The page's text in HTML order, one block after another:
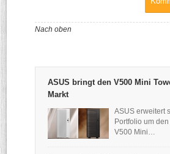
Nach oben
ASUS bringt den V500 Mini
Markt
ASUS erweitert
Portfolio um
V500 Mini…